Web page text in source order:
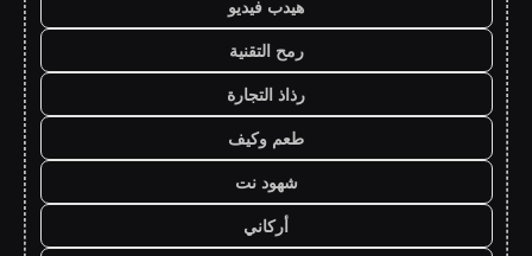
هيدب فيديو
رمح التقنية
رذاذ التجارة
طعم وكيف
شهود نت
أركاني